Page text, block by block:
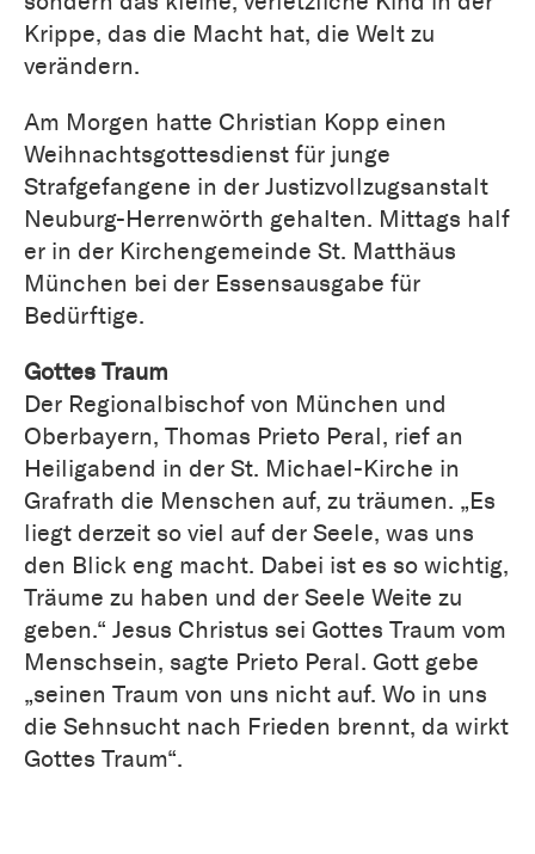
Krippe, das die Macht hat, die Welt zu
verändern.
Am Morgen hatte Christian Kopp einen
Weihnachtsgottesdienst für junge
Strafgefangene in der Justizvollzugsanstalt
Neuburg-Herrenwörth gehalten. Mittags half
er in der Kirchengemeinde St. Matthäus
München bei der Essensausgabe für
Bedürftige.
Gottes Traum
Der Regionalbischof von München und
Oberbayern, Thomas Prieto Peral, rief an
Heiligabend in der St. Michael-Kirche in
Grafrath die Menschen auf, zu träumen. „Es
liegt derzeit so viel auf der Seele, was uns
den Blick eng macht. Dabei ist es so wichtig,
Träume zu haben und der Seele Weite zu
geben.“ Jesus Christus sei Gottes Traum vom
Menschsein, sagte Prieto Peral. Gott gebe
„seinen Traum von uns nicht auf. Wo in uns
die Sehnsucht nach Frieden brennt, da wirkt
Gottes Traum“.